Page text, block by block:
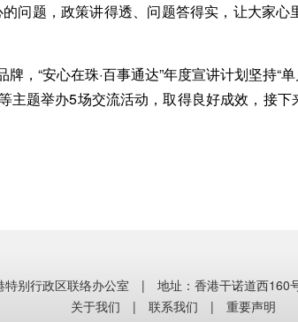
问题，政策讲得透、问题答得实，让大家
“安心在珠·百事通达”年度宣讲计划坚持“
主题举办5场交流活动，取得良好成效，接
特别行政区联络办公室 | 地址：香港干诺道西
关于我们 | 联系我们 | 重要声明